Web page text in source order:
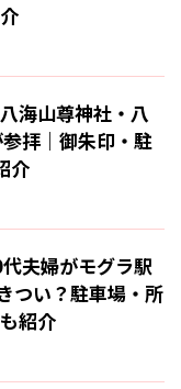
海山尊神社・八
拝｜御朱印・駐
介
代夫婦がモグラ駅
つい？駐車場・所
紹介